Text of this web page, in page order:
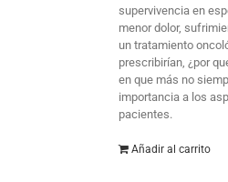
supervivencia en
menor dolor,
un tratamiento
prescribirían, ¿por
en que más no
importancia a los
pacientes.
Añadir al carrito